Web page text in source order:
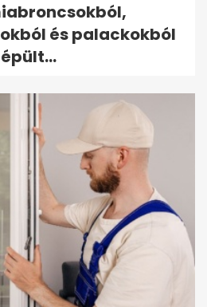
és palackokból
épült...